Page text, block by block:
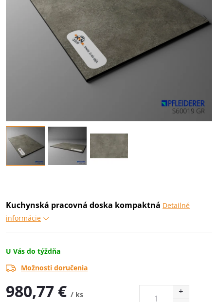
Kuchynská pracovná doska kompaktná Detailné
informácie
U Vás do týždňa
Možnosti doručenia
980,77 € / ks